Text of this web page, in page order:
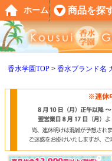
香水学園TOP 香水ブランド名
ホーム 商品を探